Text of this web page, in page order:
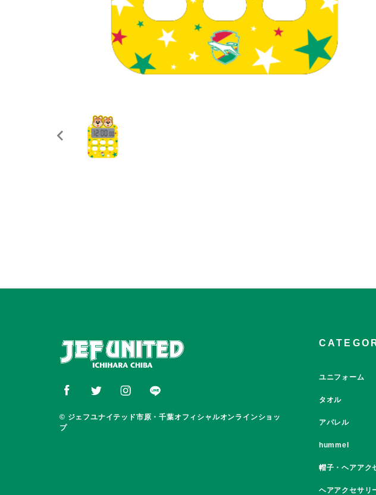
© ジェフユナイテッド市原・千葉オフィシャルオンラインショッ
プ
ユニフォーム
タオル
アパレル
hummel
帽子・ヘアアク
ヘアアクセサリ